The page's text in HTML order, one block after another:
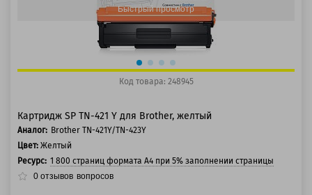
Быстрый просмотр
Код товара: 248945
Картридж SP TN-421 Y для Brother, желтый
Аналог: Brother TN-421Y/TN-423Y
Цвет: Желтый
Ресурс: 1 800 страниц формата А4 при 5% заполнении страницы
0 отзывов вопросов